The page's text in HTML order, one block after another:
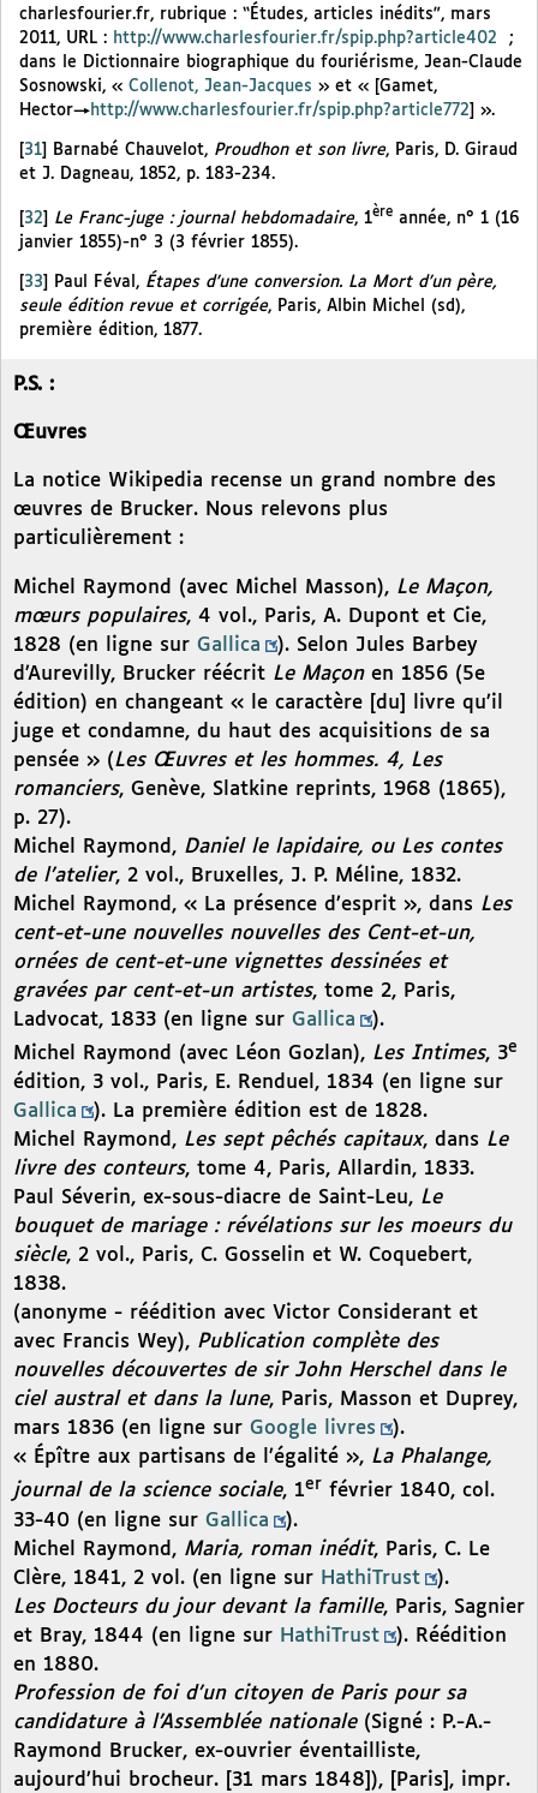
charlesfourier.fr, rubrique : “Études, articles inédits”, mars
2011, URL : http://www.charlesfourier.fr/spip.php?article402
;
dans le Dictionnaire biographique du fouriérisme, Jean-Claude
Sosnowski, « Collenot, Jean-Jacques » et « [Gamet,
Hector→http://www.charlesfourier.fr/spip.php?article772] ».
31 Barnabé Chauvelot, Proudhon et son livre, Paris, D. Giraud
et J. Dagneau, 1852, p. 183-234.
[32] Le Franc-juge : journal hebdomadaire, 1ère année, n° 1 (16
janvier 1855)-n° 3 (3 février 1855).
33 Paul Féval, Étapes d’une conversion. La Mort d’un père,
seule édition revue et corrigée, Paris, Albin Michel (sd),
première édition, 1877.
P.S. :
Œuvres
La notice Wikipedia recense un grand nombre des
œuvres de Brucker. Nous relevons plus
particulièrement :
Michel Raymond (avec Michel Masson), Le Maçon,
mœurs populaires, 4 vol., Paris, A. Dupont et Cie,
1828 (en ligne sur Gallica
). Selon Jules Barbey
d’Aurevilly, Brucker réécrit Le Maçonen 1856 (5e
édition) en changeant « le caractère [du] livre qu’il
juge et condamne, du haut des acquisitions de sa
pensée » (Les Œuvres et les hommes. 4, Les
romanciers, Genève, Slatkine reprints, 1968 (1865),
p. 27).
Michel Raymond, Daniel le lapidaire, ou Les contes
de l’atelier, 2 vol., Bruxelles, J. P. Méline, 1832.
Michel Raymond, « La présence d’esprit », dans Les
cent-et-une nouvelles nouvelles des Cent-et-un,
ornées de cent-et-une vignettes dessinées et
gravées par cent-et-un artistes, tome 2, Paris,
Ladvocat, 1833 (en ligne sur Gallica
).
Michel Raymond (avec Léon Gozlan), Les Intimes, 3e
édition, 3 vol., Paris, E. Renduel, 1834 (en ligne sur
Gallica
). La première édition est de 1828.
Michel Raymond, Les sept pêchés capitaux, dans Le
livre des conteurs, tome 4, Paris, Allardin, 1833.
Paul Séverin, ex-sous-diacre de Saint-Leu, Le
bouquet de mariage : révélations sur les moeurs du
siècle, 2 vol., Paris, C. Gosselin et W. Coquebert,
1838.
(anonyme - réédition avec Victor Considerant et
avec Francis Wey), Publication complète des
nouvelles découvertes de sir John Herschel dans le
ciel austral et dans la lune, Paris, Masson et Duprey,
mars 1836 (en ligne sur Google livres
).
« Épître aux partisans de l’égalité », La Phalange,
journal de la science sociale, 1er février 1840, col.
33-40 (en ligne sur Gallica
).
Michel Raymond, Maria, roman inédit, Paris, C. Le
Clère, 1841, 2 vol. (en ligne sur HathiTrust
).
Les Docteurs du jour devant la famille, Paris, Sagnier
et Bray, 1844 (en ligne sur HathiTrust
). Réédition
en 1880.
Profession de foi d’un citoyen de Paris pour sa
candidature à l’Assemblée nationale(Signé : P.-A.-
Raymond Brucker, ex-ouvrier éventailliste,
aujourd’hui brocheur. [31 mars 1848]), [Paris], impr.